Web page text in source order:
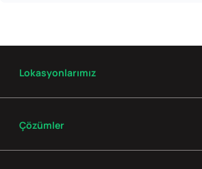
Lokasyonlarımız
Çözümler